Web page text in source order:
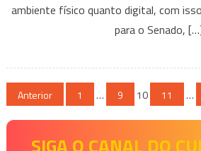
ambiente físico quanto digital, com
para o Senado,
Paginação
de
Anterior 1 … 9 10 11 …